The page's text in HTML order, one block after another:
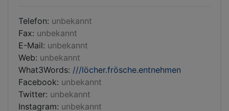
Telefon: unbekannt
Fax: unbekannt
E-Mail: unbekannt
Web: unbekannt
What3Words: ///löcher.frösche.entnehmen
Facebook: unbekannt
Twitter: unbekannt
Instagram: unbekannt